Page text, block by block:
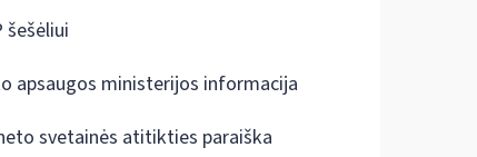
šešėliui
apsaugos ministerijos informacija
svetainės atitikties paraiška